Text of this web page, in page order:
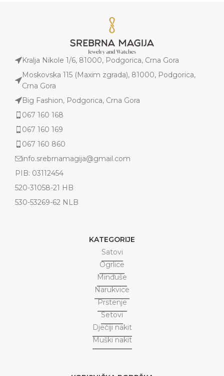
Kralja Nikole 1/6, 81000, Podgorica, Crna Gora
Moskovska 115 (Maxim zgrada), 81000, Podgorica,
Crna Gora
Big Fashion, Podgorica, Crna Gora
067 160 168
067 160 169
067 160 860
info.srebrnamagija@gmail.com
PIB: 03112454
520-31058-21 HB
530-53269-62 NLB
KATEGORIJE
Satovi
Ogrlice
Minđuše
Narukvice
Prstenje
Setovi
Dječiji nakit
Muški nakit